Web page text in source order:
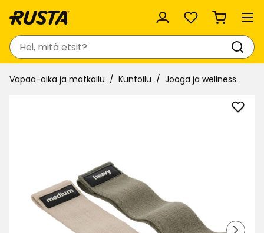
Suosikit
Haku
Vapaa-aika ja matkailu Kuntoilu Jooga ja wellness
Lisää